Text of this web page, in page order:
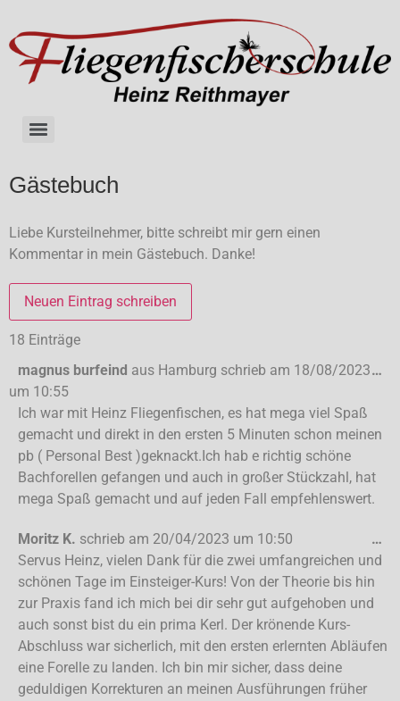
Gästebuch
Liebe Kursteilnehmer, bitte schreibt mir gern einen
Kommentar in mein Gästebuch. Danke!
18 Einträge
magnus burfeind aus Hamburg schrieb am 18/08/2023
um 10:55
Ich war mit Heinz Fliegenfischen, es hat mega viel Spaß
gemacht und direkt in den ersten 5 Minuten schon meinen
pb ( Personal Best )geknackt.Ich hab e richtig schöne
Bachforellen gefangen und auch in großer Stückzahl, hat
mega Spaß gemacht und auf jeden Fall empfehlenswert.
…
Moritz K. schrieb am 20/04/2023 um 10:50
Servus Heinz, vielen Dank für die zwei umfangreichen und
schönen Tage im Einsteiger-Kurs! Von der Theorie bis hin
zur Praxis fand ich mich bei dir sehr gut aufgehoben und
auch sonst bist du ein prima Kerl. Der krönende Kurs-
Abschluss war sicherlich, mit den ersten erlernten Abläufen
eine Forelle zu landen. Ich bin mir sicher, dass deine
geduldigen Korrekturen an meinen Ausführungen früher
…